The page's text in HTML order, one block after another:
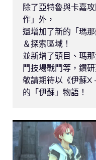
除了亞特魯與卡嘉
作」外，
還增加了新的「瑪
＆探索區域！
並新增了頭目、瑪
鬥技場戰鬥等，鑽
敬請期待以《伊蘇
的「伊蘇」物語！